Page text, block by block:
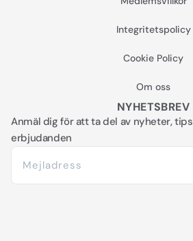
Integritetspolicy
Cookie Policy
Om oss
NYHETSBREV
Anmäl dig för att ta del av nyheter,
erbjudanden